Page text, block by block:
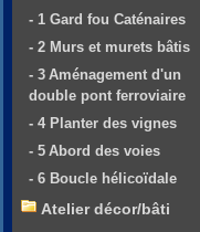
- 1 Gard fou Caténaires
- 2 Murs et murets bâtis
- 3 Aménagement d'un
double pont ferroviaire
- 4 Planter des vignes
- 5 Abord des voies
- 6 Boucle hélicoïdale
Atelier décor/bâti